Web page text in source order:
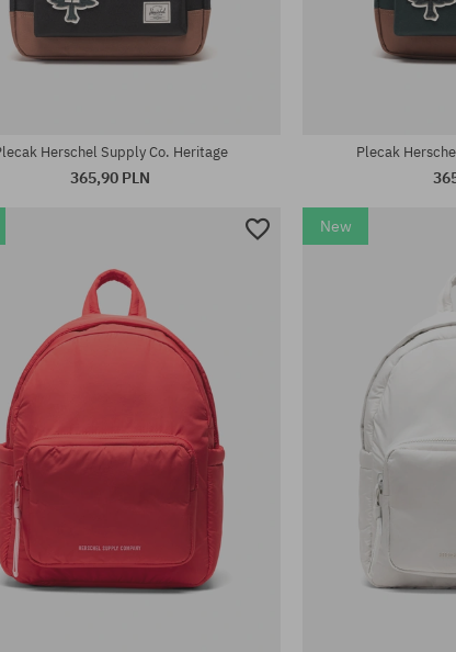
Herschel Supply Co. Heritage
365,90 PLN
Plecak
New